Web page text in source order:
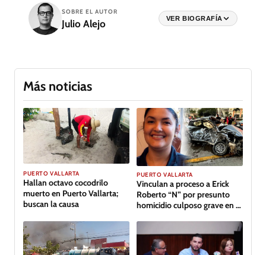
SOBRE EL AUTOR
Julio Alejo VER BIOGRAFÍA
Más noticias
PUERTO VALLARTA
Hallan octavo cocodrilo
muerto en Puerto Vallarta;
buscan la causa
PUERTO VALLARTA
Vinculan a proceso a Erick
Roberto “N” por presunto
homicidio culposo grave en el